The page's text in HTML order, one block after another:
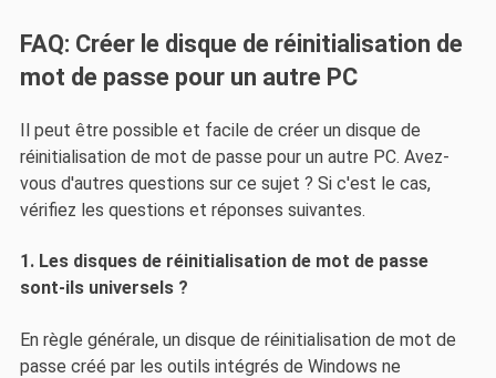
FAQ: Créer le disque de réinitialisation de
mot de passe pour un autre PC
Il peut être possible et facile de créer un disque de
réinitialisation de mot de passe pour un autre PC. Avez-
vous d'autres questions sur ce sujet ? Si c'est le cas,
vérifiez les questions et réponses suivantes.
1. Les disques de réinitialisation de mot de passe
sont-ils universels ?
En règle générale, un disque de réinitialisation de mot de
passe créé par les outils intégrés de Windows ne